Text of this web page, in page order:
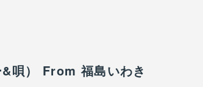
唄） From 福島いわき